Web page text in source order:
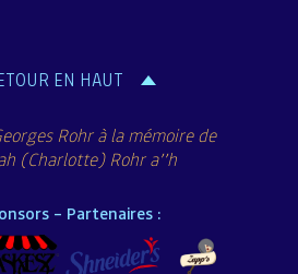
EN HAUT
Rohr à la mémoire de
(Charlotte) Rohr a’’h
– Partenaires :